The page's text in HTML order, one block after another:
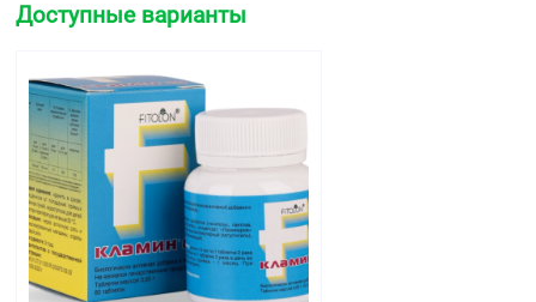
Доступные варианты